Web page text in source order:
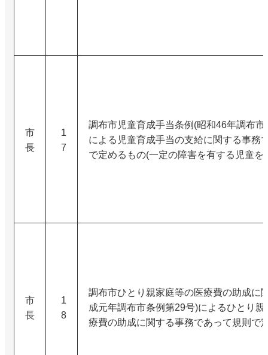
市
長
1
7
調布市児童育成手当条例(昭和46年調布市
による児童育成手当の支給に関する事務
で定めるもの(一定の障害を有する児童を
市
長
1
8
調布市ひとり親家庭等の医療費の助成に
成元年調布市条例第29号)によるひとり親
療費の助成に関する事務であって規則で